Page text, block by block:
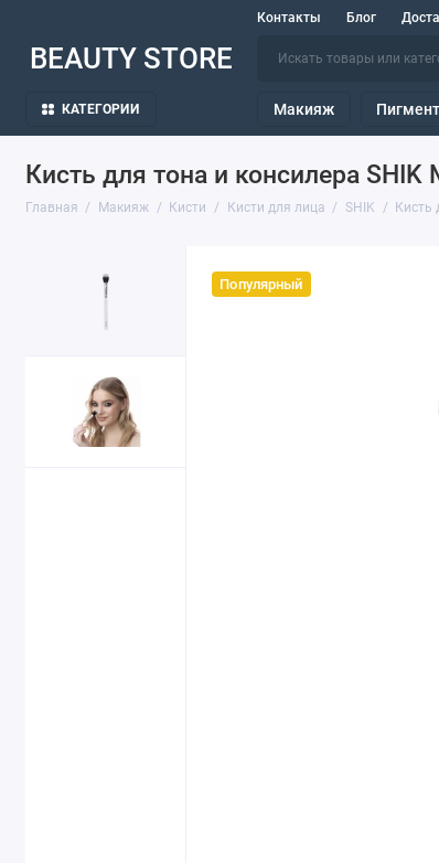
Контакты Блог
BEAUTY STORE
КАТЕГОРИИ Макияж
Кисть для тона и консилера
Главная Макияж Кисти Кисти для лица SHIK Кисть
Популярный